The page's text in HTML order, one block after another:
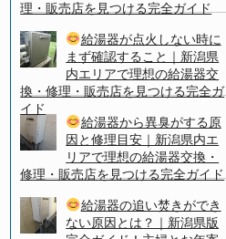
理・販売店を見つける完全ガイド
給湯器が点火しない時に
まず確認すること｜新潟県
内エリアで理想の給湯器交
換・修理・販売店を見つける完全ガ
イド
給湯器から異臭がする原
因と修理目安｜新潟県内エ
リアで理想の給湯器交換・
修理・販売店を見つける完全ガイド
給湯器の追い焚きができ
ない原因とは？｜新潟県版